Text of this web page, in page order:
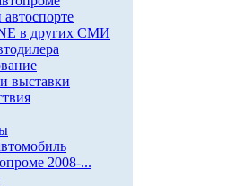
в других СМИ
выставки
2008-...